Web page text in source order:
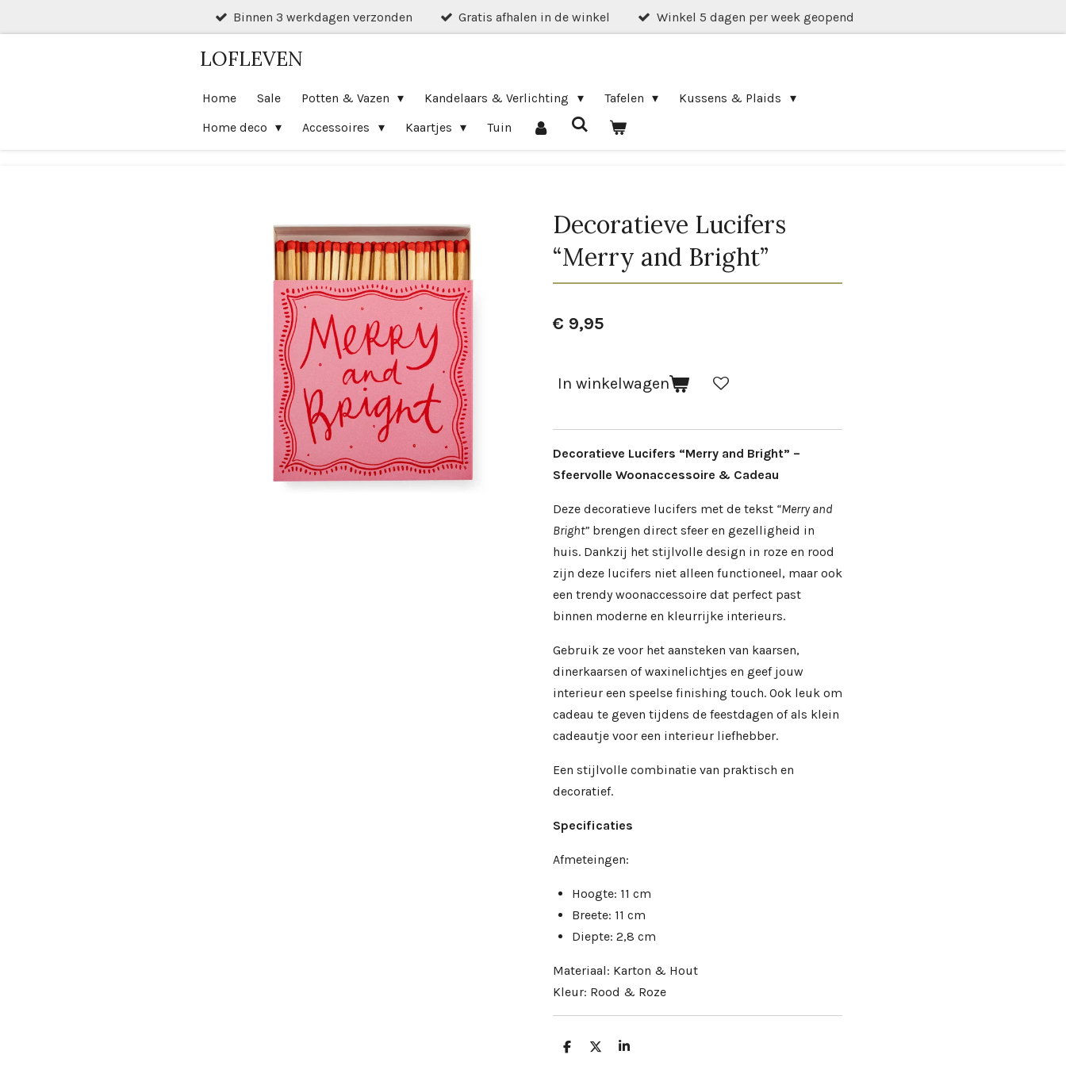
Binnen 3 werkdagen verzonden Gratis afhalen in de winkel Winkel 5 dagen per week geopend
LOFLEVEN
Home Sale Potten & Vazen Kandelaars & Verlichting Tafelen
Kussens & Plaids
Home deco
Accessoires Kaartjes Tuin
Decoratieve Lucifers
“Merry and Bright”
€ 9,95
In winkelwagen
Decoratieve Lucifers “Merry and Bright” –
Sfeervolle Woonaccessoire & Cadeau
Deze decoratieve lucifers met de tekst “Merry and
Bright” brengen direct sfeer en gezelligheid in
huis. Dankzij het stijlvolle design in roze en rood
zijn deze lucifers niet alleen functioneel, maar ook
een trendy woonaccessoire dat perfect past
binnen moderne en kleurrijke interieurs.
Gebruik ze voor het aansteken van kaarsen,
dinerkaarsen of waxinelichtjes en geef jouw
interieur een speelse finishing touch. Ook leuk om
cadeau te geven tijdens de feestdagen of als klein
cadeautje voor een interieur liefhebber.
Een stijlvolle combinatie van praktisch en
decoratief.
Specificaties
Afmeteingen:
Hoogte: 11 cm
Breete: 11 cm
Diepte: 2,8 cm
Materiaal: Karton & Hout
Kleur: Rood & Roze
D
D
S